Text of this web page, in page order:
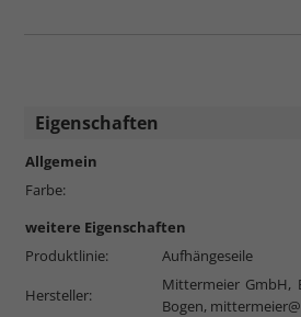
Eigenschaften
Allgemein
Farbe:
weitere Eigenschaften
Produktlinie:
Aufhängeseile
Hersteller:
Mittermeier GmbH,
Bogen,